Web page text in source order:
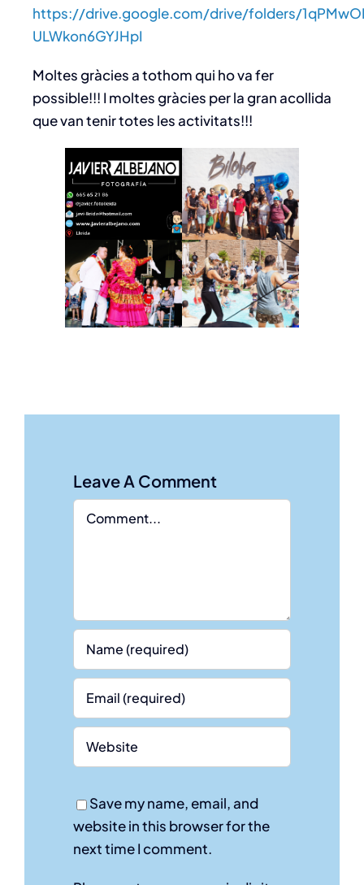
https://drive.google.com/drive/folders/
ULWkon6GYJHpI
Moltes gràcies a tothom qui ho va fer
possible!!! I moltes gràcies per la gran acollida
que van tenir totes les activitats!!!
Leave A Comment
Comment
Save my name, email, and
website in this browser for the
next time I comment.